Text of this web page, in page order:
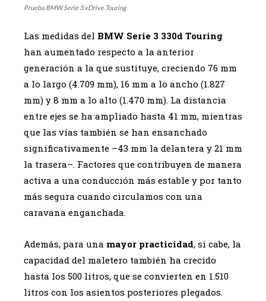
Prueba BMW Serie 3 xDrive Touring
Las medidas del BMW Serie 3 330d Touring
han aumentado respecto a la anterior
generación a la que sustituye, creciendo 76 mm
a lo largo (4.709 mm), 16 mm a lo ancho (1.827
mm) y 8 mm a lo alto (1.470 mm). La distancia
entre ejes se ha ampliado hasta 41 mm, mientras
que las vías también se han ensanchado
significativamente –43 mm la delantera y 21 mm
la trasera–. Factores que contribuyen de manera
activa a una conducción más estable y por tanto
más segura cuando circulamos con una
caravana enganchada.
Además, para una mayor practicidad, si cabe, la
capacidad del maletero también ha crecido
hasta los 500 litros, que se convierten en 1.510
litros con los asientos posteriores plegados.